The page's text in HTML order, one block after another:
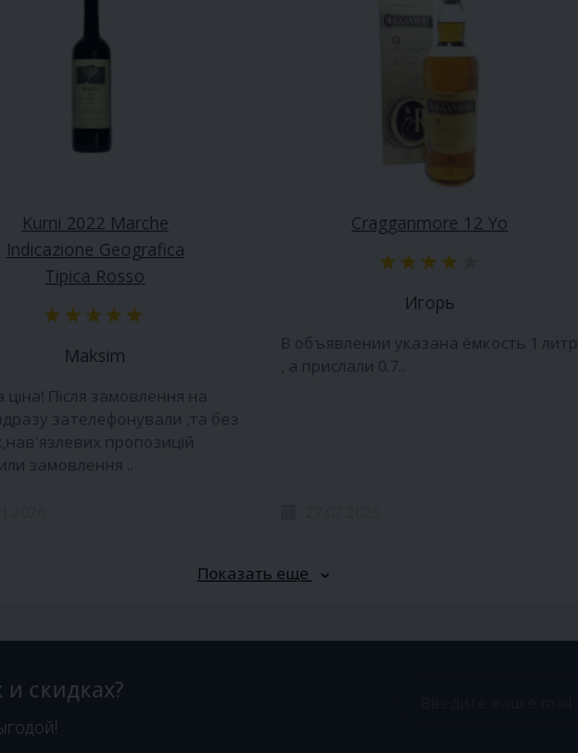
Kurni 2022 Marche
Indicazione Geografica
Tipica Rosso
Maksim
ціна! Після замовлення на
зателефонували ,та без
пропозицій
замовлення ..
Cragganmore 12 Yo
Игорь
В объявлении указана ёмкость 1 литр
, а прислали 0.7..
Показать еще
скидках?